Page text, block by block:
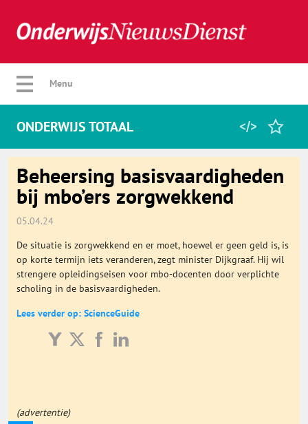
Verberg menu
Home
Categorie
Algemeen
Hoger Onderwijs
Menu
ONDERWIJS TOTAAL
Beheersing basisvaardigheden
bij mbo’ers zorgwekkend
05.04.24
De situatie is zorgwekkend en er moet, hoewel er geen geld is, is
op korte termijn iets veranderen, zegt minister Dijkgraaf. Hij wil
strengere opleidingseisen voor mbo-docenten door verplichte
scholing in de basisvaardigheden.
Lees verder op: ScienceGuide
(advertentie)